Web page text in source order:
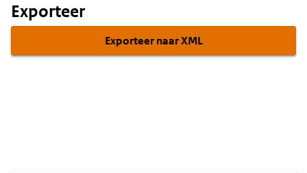
Exporteer
Exporteer naar XML